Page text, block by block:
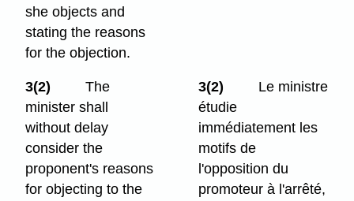
she objects and
stating the reasons
for the objection.
3(2)
The
minister shall
without delay
consider the
proponent's reasons
for objecting to the
3(2)
Le ministre
étudie
immédiatement les
motifs de
l'opposition du
promoteur à l'arrêté,